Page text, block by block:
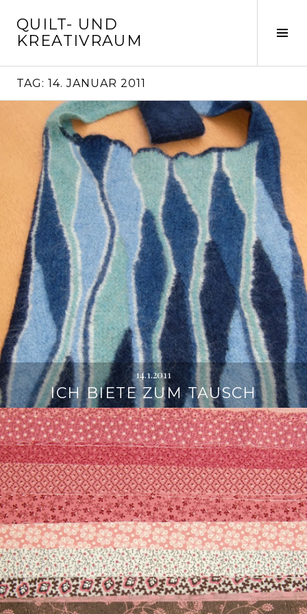
zum
Inhalt
QUILT- UND
KREATIVRAUM
TAG: 14. JANUAR 2011
14.1.2011
ICH BIETE ZUM TAUSCH